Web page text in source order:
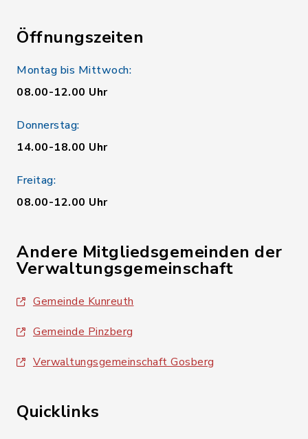
Öffnungszeiten
Montag bis Mittwoch:
08.00-12.00 Uhr
Donnerstag:
14.00-18.00 Uhr
Freitag:
08.00-12.00 Uhr
Andere Mitgliedsgemeinden der
Verwaltungsgemeinschaft
Gemeinde Kunreuth
Gemeinde Pinzberg
Verwaltungsgemeinschaft Gosberg
Quicklinks